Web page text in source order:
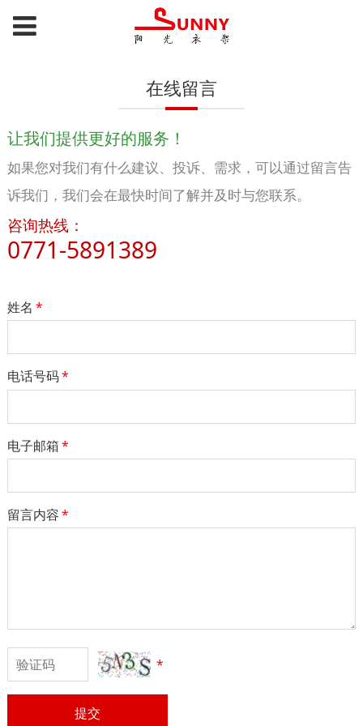
在线留言
让我们提供更好的服务！
如果您对我们有什么建议、投诉、需求，可以通过留言告
诉我们，我们会在最快时间了解并及时与您联系。
咨询热线：
0771-5891389
姓名 *
电话号码*
电子邮箱*
留言内容*
*
提交